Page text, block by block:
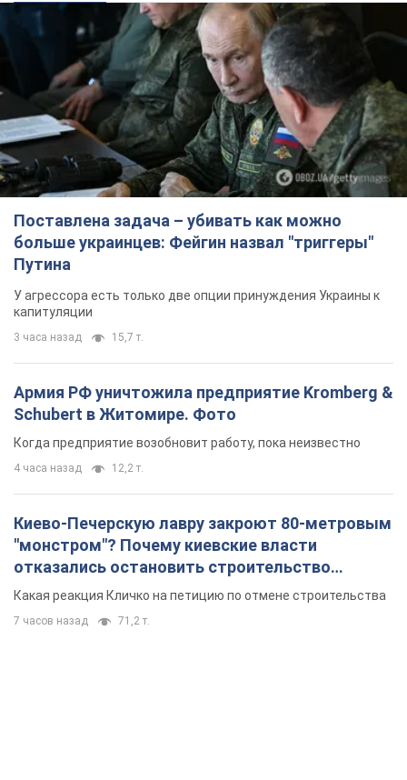
Поставлена задача – убивать как можно
больше украинцев: Фейгин назвал "триггеры"
Путина
У агрессора есть только две опции принуждения Украины к
капитуляции
3 часа назад 15,7 т.
Армия РФ уничтожила предприятие Kromberg &
Schubert в Житомире. Фото
Когда предприятие возобновит работу, пока неизвестно
4 часа назад 12,2 т.
Киево-Печерскую лавру закроют 80-метровым
"монстром"? Почему киевские власти
отказались остановить строительство
небоскреба "московского верующего"
Какая реакция Кличко на петицию по отмене строительства
7 часов назад 71,2 т.